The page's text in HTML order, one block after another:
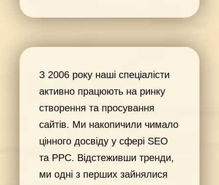
З 2006 року наші спеціалісти
активно працюють на ринку
створення та просування
сайтів. Ми накопичили чимало
цінного досвіду у сфері SEO
та PPC. Відстеживши тренди,
ми одні з перших зайнялися